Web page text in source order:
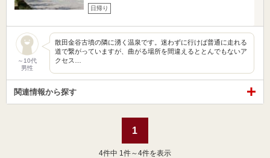
日帰り
～10代
男性
散田金谷古墳の隣に湧く温泉です。迷わずに行けば普通に走れる
道で繋がっていますが、曲がる場所を間違えるととんでもないア
クセス…
関連情報から探す
1
4件中 1件～4件を表示